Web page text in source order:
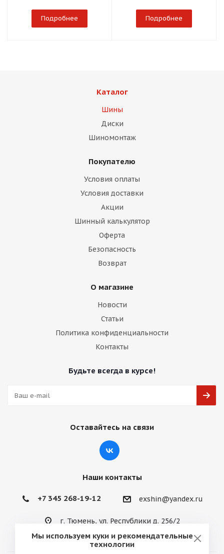
Подробнее Подробнее
Каталог
Шины
Диски
Шиномонтаж
Покупателю
Условия оплаты
Условия доставки
Акции
Шинный калькулятор
Оферта
Безопасность
Возврат
О магазине
Новости
Статьи
Политика конфиденциальности
Контакты
Будьте всегда в курсе!
Оставайтесь на связи
Наши контакты
+7 345 268-19-12 exshin@yandex.ru
г. Тюмень, ул. Республики д. 256/2
Мы используем куки и рекомендательные
технологии